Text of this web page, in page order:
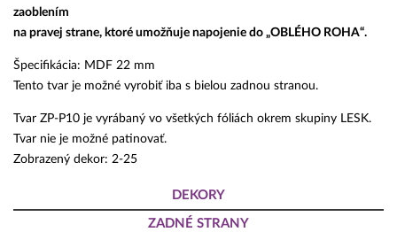
zaoblením
na pravej strane, ktoré umožňuje napojenie do „OBLÉHO ROHA“.
Špecifikácia: MDF 22 mm
Tento tvar je možné vyrobiť iba s bielou zadnou stranou.
Tvar ZP-P10 je vyrábaný vo všetkých fóliách okrem skupiny LESK.
Tvar nie je možné patinovať.
Zobrazený dekor: 2-25
DEKORY
ZADNÉ STRANY